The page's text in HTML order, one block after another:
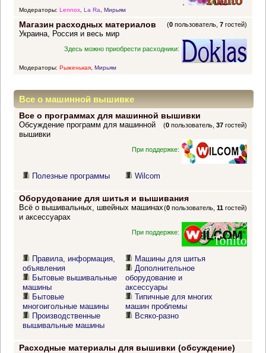
Модераторы: Lennox, La Ra, Мирьям
Магазин расходных материалов (0 пользователь,7 гостей)
Украина, Россия и весь мир
Здесь можно приобрести расходники:
Модераторы: Рыженькая, Мирьям
Все о машинной вышивке
Все о программах для машинной вышивки
(0 пользователь,37 гостей)
Обсуждение программ для машинной
вышивки
При поддержке:
Полезные программы Wilcom
Оборудование для шитья и вышивания
(0 пользователь,11 гостей)
Всё о вышивальных, швейных машинах
и аксессуарах
При поддержке:
Правила, информация,
объявления
Бытовые вышивальные
машины
Бытовые
многоигольные машины
Производственные
вышивальные машины
Машины для шитья
Дополнительное
оборудование и
аксессуары
Типичные для многих
машин проблемы
Всяко-разно
Расходные материалы для вышивки (обсуждение)